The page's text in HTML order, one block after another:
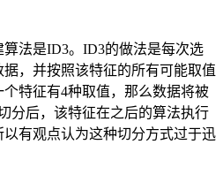
法是ID3。ID3的做法是每次选
，并按照该特征的所有可能取值
特征有4种取值，那么数据将被
分后，该特征在之后的算法执行
有观点认为这种切分方式过于迅